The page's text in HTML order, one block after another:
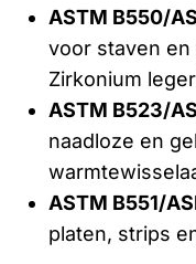
ASTM B550/
voor staven en
Zirkonium
ASTM B523/
naadloze en
ASTM B551/
platen, strips